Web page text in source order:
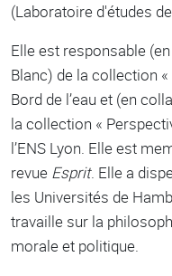
(Laboratoire d'études
Elle est responsable
Blanc) de la collection
Bord de l’eau et (en
la collection «
l’ENS Lyon. Elle est
revue Esprit. Elle a
les Universités de
travaille sur la
morale et politique.